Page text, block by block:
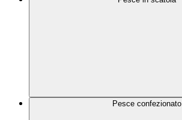
Pesce confezionato